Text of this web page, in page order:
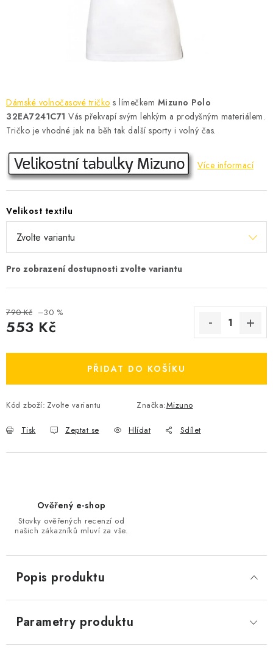
VÝŽIVA
SPORTY
MEGA SLEVY
NOVINKY
NOVINKY MIZUNO
NOVINKY INOV-8
OBLÍBENÉ DROBNOSTI
ZNAČKY
Ceník dopravy
Moje objednávka
Jak vyměnit nebo vrátit zboží
Jak reklamovat
Ochrana osobních údajů
Zásady používání souborů cookies
Kontakt
Dámské volnočasové tričko s límečkem Mizuno Polo
32EA7241C71 Vás překvapí svým lehkým a prodyšným materiálem.
Tričko je vhodné jak na běh tak další sporty i volný čas.
Více informací
Velikost textilu
790 Kč –30 %
553 Kč
PŘIDAT DO KOŠÍKU
Kód zboží: Zvolte variantu Značka:Mizuno
Tisk Zeptat se Hlídat Sdílet
Ověřený e-shop
Stovky ověřených recenzí od
našich zákazníků mluví za vše.
Popis produktu
Parametry produktu